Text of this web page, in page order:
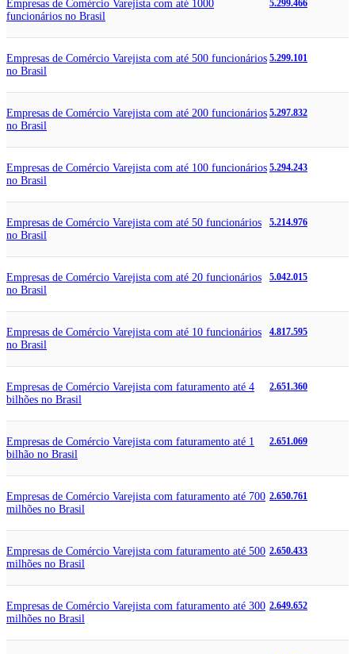
Empresas de Comércio Varejista com até 1000
funcionários no Brasil
5.299.466
Empresas de Comércio Varejista com até 500 funcionários
no Brasil
5.299.101
Empresas de Comércio Varejista com até 200 funcionários
no Brasil
5.297.832
Empresas de Comércio Varejista com até 100 funcionários
no Brasil
5.294.243
Empresas de Comércio Varejista com até 50 funcionários
no Brasil
5.214.976
Empresas de Comércio Varejista com até 20 funcionários
no Brasil
5.042.015
Empresas de Comércio Varejista com até 10 funcionários
no Brasil
4.817.595
Empresas de Comércio Varejista com faturamento até 4
bilhões no Brasil
2.651.360
Empresas de Comércio Varejista com faturamento até 1
bilhão no Brasil
2.651.069
Empresas de Comércio Varejista com faturamento até 700
milhões no Brasil
2.650.761
Empresas de Comércio Varejista com faturamento até 500
milhões no Brasil
2.650.433
Empresas de Comércio Varejista com faturamento até 300
milhões no Brasil
2.649.652